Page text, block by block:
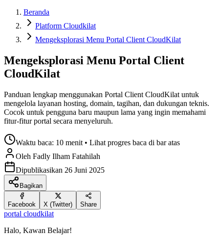
Beranda
Platform Cloudkilat
Mengeksplorasi Menu Portal Client CloudKilat
Mengeksplorasi Menu Portal Client
CloudKilat
Panduan lengkap menggunakan Portal Client CloudKilat untuk
mengelola layanan hosting, domain, tagihan, dan dukungan teknis.
Cocok untuk pengguna baru maupun lama yang ingin memahami
fitur-fitur portal secara menyeluruh.
Waktu baca: 10 menit • Lihat progres baca di bar atas
Oleh Fadly Ilham Fatahilah
Dipublikasikan 26 Juni 2025
Bagikan
Facebook X (Twitter) Share
portal cloudkilat
Halo, Kawan Belajar!